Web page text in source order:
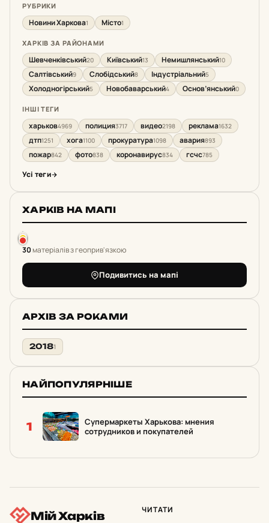
РУБРИКИ
Новини Харкова1 Місто1
ХАРКІВ ЗА РАЙОНАМИ
Шевченківський20 Київський13 Немишлянський10
Салтівський9 Слобідський8 Індустріальний5
Холодногірський5 Новобаварський4 Основ’янський0
ІНШІ ТЕГИ
харьков4969 полиция3717 видео2198 реклама1632
дтп1251 хога1100 прокуратура1098 авария893
пожар842 фото838 коронавирус834 гсчс785
Усі теги
ХАРКІВ НА МАПІ
30матеріалів з геоприв'язкою
Подивитись на мапі
АРХІВ ЗА РОКАМИ
20181
НАЙПОПУЛЯРНІШЕ
1
Супермаркеты Харькова: мнения
сотрудников и покупателей
Мій Харків ЧИТАТИ